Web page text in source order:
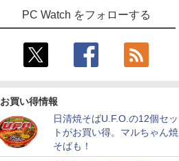
PC Watch をフォローする
お買い得情報
日清焼そばU.F.O.の12個セッ
トがお買い得。マルちゃん焼
そばも！